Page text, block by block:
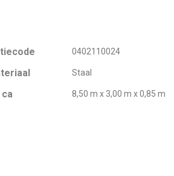
0402110024
Staal
ca 8,50 m x 3,00 m x 0,85 m